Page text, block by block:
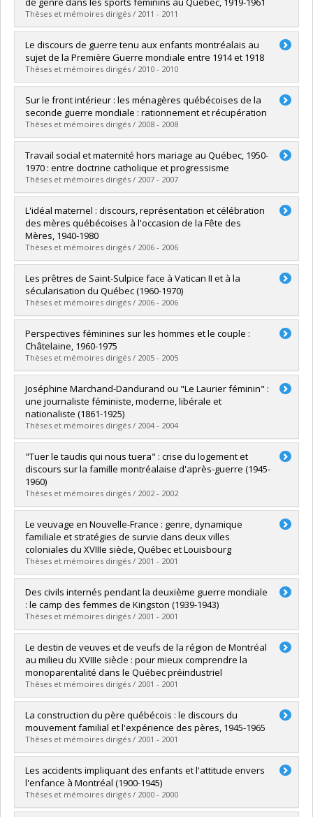
Diplôme obtenu :M.A.
Lien vers le document dans Papyrus
Thèses et mémoires dirigés / 2011 - 2011
Diplômé(e) :Detellier, Élise
Cycle :Doctorat
Diplôme obtenu :Ph. D.
Lien vers le document dans Papyrus
Le discours de guerre tenu aux enfants montréalais au
sujet de la Première Guerre mondiale entre 1914 et 1918
Thèses et mémoires dirigés / 2010 - 2010
Diplômé(e) :Cardinal, Sophie
Cycle :Maîtrise
Diplôme obtenu :M.A.
Lien vers le document dans Papyrus
Sur le front intérieur : les ménagères québécoises de la
seconde guerre mondiale : rationnement et récupération
Thèses et mémoires dirigés / 2008 - 2008
Diplômé(e) : St-Onge, Mélissa
Cycle :Maîtrise
Diplôme obtenu :M.A.
Lien vers le document dans Papyrus
Travail social et maternité hors mariage au Québec, 1950-
1970 : entre doctrine catholique et progressisme
Thèses et mémoires dirigés / 2007 - 2007
Diplômé(e) :Brunet, Marie-Hélène
Cycle :Maîtrise
Diplôme obtenu :
Lien vers le document dans Papyrus
L'idéal maternel : discours, représentation et célébration
des mères québécoises à l'occasion de la Fête des
Mères, 1940-1980
Thèses et mémoires dirigés / 2006 - 2006
Diplômé(e) :Marando, Nancy
Cycle :Maîtrise
Diplôme obtenu :M.A.
Lien vers le document dans Papyrus
Les prêtres de Saint-Sulpice face à Vatican II et à la
sécularisation du Québec (1960-1970)
Thèses et mémoires dirigés / 2006 - 2006
Diplômé(e) : Toledo Ortiz, Francisco
Cycle :Maîtrise
Diplôme obtenu :M.A.
Lien vers le document dans Papyrus
Perspectives féminines sur les hommes et le couple :
Châtelaine, 1960-1975
Thèses et mémoires dirigés / 2005 - 2005
Diplômé(e) :Malo, Isabelle
Cycle :Maîtrise
Diplôme obtenu :M.A.
Lien vers le document dans Papyrus
Joséphine Marchand-Dandurand ou "Le Laurier féminin" :
une journaliste féministe, moderne, libérale et
nationaliste (1861-1925)
Thèses et mémoires dirigés / 2004 - 2004
Diplômé(e) :Doucet, Sophie
Cycle :Maîtrise
Diplôme obtenu :
Lien vers le document dans Papyrus
"Tuer le taudis qui nous tuera" : crise du logement et
discours sur la famille montréalaise d'après-guerre (1945-
1960)
Thèses et mémoires dirigés / 2002 - 2002
Diplômé(e) :Bourbeau, Amélie
Cycle :Maîtrise
Diplôme obtenu : M.A.
Lien vers le document dans Papyrus
Le veuvage en Nouvelle-France : genre, dynamique
familiale et stratégies de survie dans deux villes
coloniales du XVIIIe siècle, Québec et Louisbourg
Thèses et mémoires dirigés / 2001 - 2001
Diplômé(e) :Brun, Josette
Cycle :Doctorat
Diplôme obtenu :Ph. D.
Lien vers le document dans Papyrus
Des civils internés pendant la deuxième guerre mondiale
: le camp des femmes de Kingston (1939-1943)
Thèses et mémoires dirigés / 2001 - 2001
Diplômé(e) :Laprise, Andrée
Cycle :Maîtrise
Diplôme obtenu :M.A.
Lien vers le document dans Papyrus
Le destin de veuves et de veufs de la région de Montréal
au milieu du XVIIIe siècle : pour mieux comprendre la
monoparentalité dans le Québec préindustriel
Thèses et mémoires dirigés / 2001 - 2001
Diplômé(e) :Pilon, Nathalie
Cycle :Maîtrise
Diplôme obtenu :M.A.
Lien vers le document dans Papyrus
La construction du père québécois : le discours du
mouvement familial et l'expérience des pères, 1945-1965
Thèses et mémoires dirigés / 2001 - 2001
Diplômé(e) :Duhaime, Vincent
Cycle :Maîtrise
Diplôme obtenu :M.A.
Lien vers le document dans Papyrus
Les accidents impliquant des enfants et l'attitude envers
l'enfance à Montréal (1900-1945)
Thèses et mémoires dirigés / 2000 - 2000